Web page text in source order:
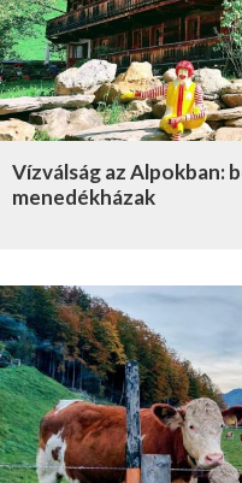
Vízválság az Alpokban:
menedékházak